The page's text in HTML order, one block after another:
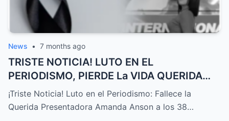
News • 7 months ago
TRISTE NOTICIA! LUTO EN EL
PERIODISMO, PIERDE La VIDA QUERIDA
PRESENTADORA HOY! – HTT
¡Triste Noticia! Luto en el Periodismo: Fallece la
Querida Presentadora Amanda Anson a los 38…